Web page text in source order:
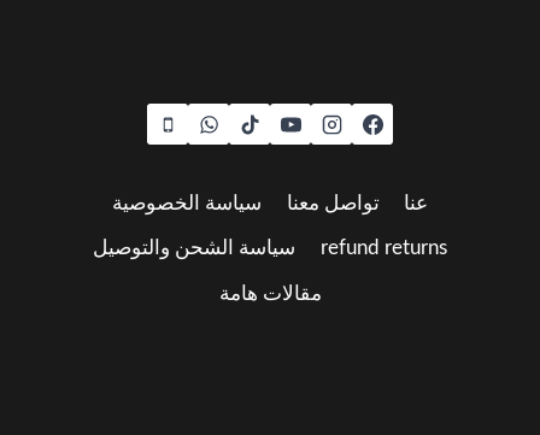
عنا تواصل معنا سياسة الخصوصية
refund returns سياسة الشحن والتوصيل
مقالات هامة